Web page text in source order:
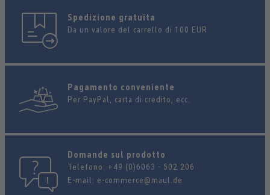
Spedizione gratuita
Da un valore del carrello di 100 EUR
Pagamento conveniente
Per PayPal, carta di credito, ecc.
Domande sul prodotto
Telefono: +49 (0)6063 - 502 206
E-mail: e-commerce@maul.de